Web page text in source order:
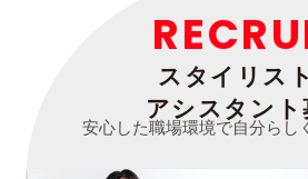
スタイリス
アシスタント
安心した職場環境で自分らし